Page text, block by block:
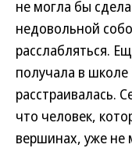
не могла бы
недовольной
расслабляться.
получала в
расстраивалась.
что человек,
вершинах, уже не